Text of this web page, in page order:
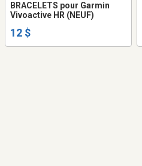
BRACELETS pour Garmin
Vivoactive HR (NEUF)
12 $